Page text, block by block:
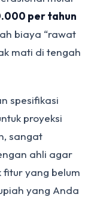
per tahun
biaya “rawat
mati di tengah
spesifikasi
proyeksi
sangat
ahli agar
yang belum
yang Anda